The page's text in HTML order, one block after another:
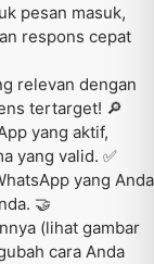
pesan masuk,
respons cepat
relevan dengan
tertarget! 🔎
yang aktif,
yang valid. ✅
yang Anda
🤝
(lihat gambar
cara Anda